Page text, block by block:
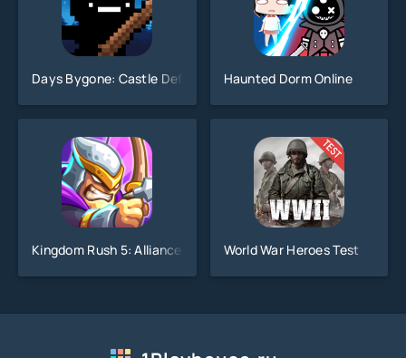
Days Bygone: Castle Defense Haunted Dorm Online
Kingdom Rush 5: Alliance TD World War Heroes Test